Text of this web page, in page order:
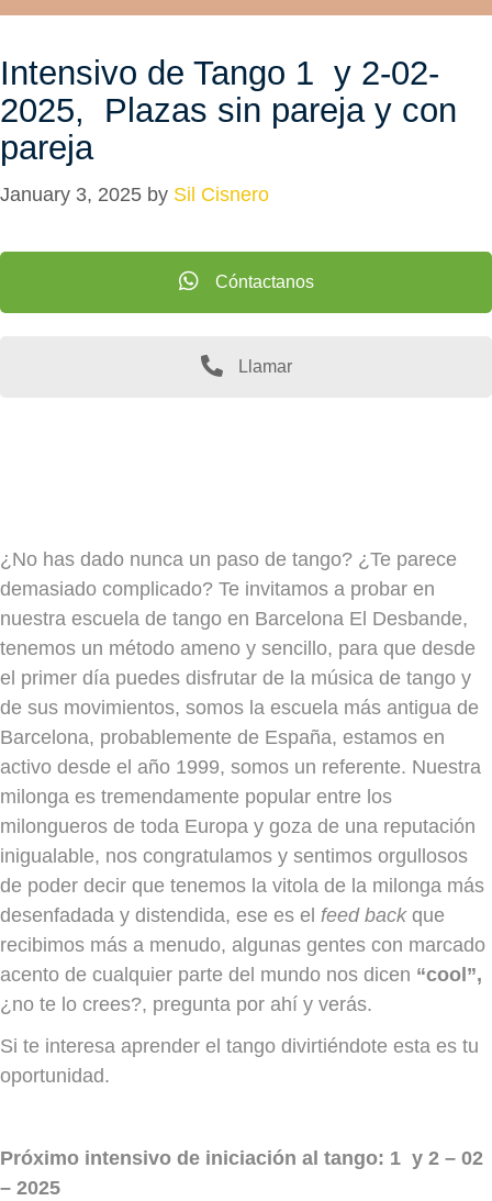
Intensivo de Tango 1 y 2-02-
2025, Plazas sin pareja y con
pareja
January 3, 2025 by Sil Cisnero
Cóntactanos
Llamar
¿No has dado nunca un paso de tango? ¿Te parece
demasiado complicado? Te invitamos a probar en
nuestra escuela de tango en Barcelona El Desbande,
tenemos un método ameno y sencillo, para que desde
el primer día puedes disfrutar de la música de tango y
de sus movimientos, somos la escuela más antigua de
Barcelona, probablemente de España, estamos en
activo desde el año 1999, somos un referente. Nuestra
milonga es tremendamente popular entre los
milongueros de toda Europa y goza de una reputación
inigualable, nos congratulamos y sentimos orgullosos
de poder decir que tenemos la vitola de la milonga más
desenfadada y distendida, ese es el feed backque
recibimos más a menudo, algunas gentes con marcado
acento de cualquier parte del mundo nos dicen “cool”,
¿no te lo crees?, pregunta por ahí y verás.
Si te interesa aprender el tango divirtiéndote esta es tu
oportunidad.
Próximo intensivo de iniciación al tango: 1 y 2 – 02
– 2025